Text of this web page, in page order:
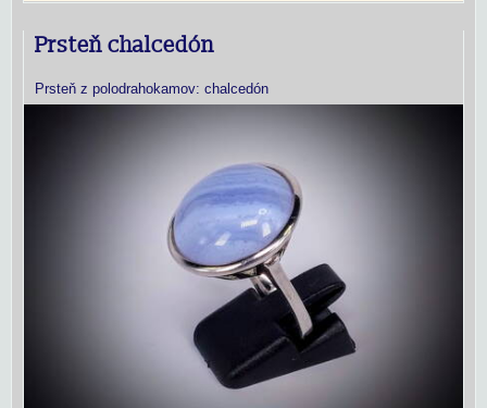
Prsteň chalcedón
Prsteň z polodrahokamov: chalcedón